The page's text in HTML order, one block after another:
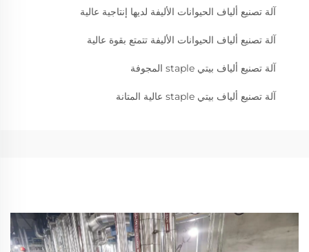
آلة تصنيع ألياف الحيوانات الأليفة لديها إنتاجية عالية
آلة تصنيع ألياف الحيوانات الأليفة تتمتع بقوة عالية
آلة تصنيع ألياف بيتي staple المجوفة
آلة تصنيع ألياف بيتي staple عالية المتانة